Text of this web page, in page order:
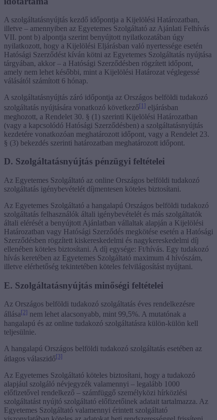
A szolgáltatásnyújtás kezdő időpontja a Kijelölési Határozatban,
illetve – amennyiben az Egyetemes Szolgáltató az Ajánlati Felhívás
VII. pont b) alpontja szerint benyújtott nyilatkozatában úgy
nyilatkozott, hogy a Kijelölési Eljárásban való nyertessége esetén
Hatósági Szerződést kíván kötni az Egyetemes Szolgáltatás nyújtása
tárgyában, akkor – a Hatósági Szerződésben rögzített időpont,
amely nem lehet későbbi, mint a Kijelölési Határozat véglegessé
válásától számított 6 hónap.
A szolgáltatásnyújtás záró időpontja az Országos belföldi tudakozó
szolgáltatás nyújtására vonatkozó következő[1] eljárásban
meghozott, a Rendelet 30. § (1) szerinti Kijelölési Határozatban
(vagy a kapcsolódó Hatósági Szerződésben) a szolgáltatásnyújtás
kezdetére vonatkozóan meghatározott időpont, vagy a Rendelet 23.
§ (3) bekezdés szerinti határozatban meghatározott időpont.
D. Szolgáltatásnyújtás pénzügyi feltételei
Az Egyetemes Szolgáltató az online Országos belföldi tudakozó
szolgáltatás igénybevételét díjmentesen köteles biztosítani.
Az Egyetemes Szolgáltató a hangalapú Országos belföldi tudakozó
szolgáltatás felhasználók általi igénybevételét és más szolgáltatók
általi elérését a benyújtott Ajánlatban vállaltak alapján a Kijelölési
Határozatban vagy Hatósági Szerződés megkötése esetén a Hatósági
Szerződésben rögzített kiskereskedelmi és nagykereskedelmi díj
ellenében köteles biztosítani. A díj egysége: Ft/hívás. Egy tudakozó
hívás keretében az Egyetemes Szolgáltató maximum 4 hívószám,
illetve elérhetőség tekintetében köteles felvilágosítást nyújtani.
E. Szolgáltatásnyújtás minőségi feltételei
Az Országos belföldi tudakozó szolgáltatás éves rendelkezésre
állása[2] nem lehet alacsonyabb, mint 99,5%. A mutatónak a
hangalapú és az online tudakozó szolgáltatásra külön-külön kell
teljesülnie.
A hangalapú Országos belföldi tudakozó szolgáltatás esetében az
átlagos válaszidő[3]
Az Egyetemes Szolgáltató köteles biztosítani, hogy a tudakozó
alapjául szolgáló névjegyzék valamennyi – legalább 1000
előfizetővel rendelkező – számfüggő személyközi hírközlési
szolgáltatást nyújtó szolgáltató előfizetőinek adatait tartalmazza. Az
Egyetemes Szolgáltató valamennyi érintett szolgáltató